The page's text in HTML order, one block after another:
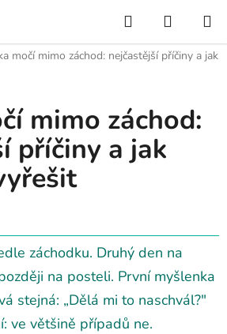
Hledat
KOŠÍK
močí mimo záchod: nejčastější příčiny a jak
mimo záchod:
příčiny a jak
záchodku. Druhý den na
na posteli. První myšlenka
stejná: „Dělá mi to naschvál?"
ve většině případů ne.